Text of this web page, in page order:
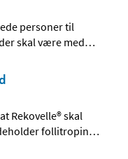
personer til
skal være med…
Rekovelle® skal
follitropin…